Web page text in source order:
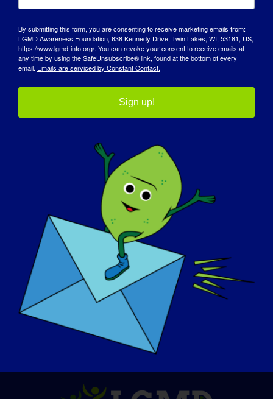
nel parlare della malattia. Sono passata
dall'autocommiserazione all'educazione
all'abitudinarietà, alla consapevolezza e
Cosa volete che il mondo sappia della
LGMD??
Come comunità, non siamo diversi da
chiunque altro. Siamo tutti esseri umani
che meritano lo stesso rispetto, amore e
Se la vostra LGMD potesse essere
"curata" domani, quale sarebbe la prima
cosa che vorreste fare?
Volerei a Parigi!
By submitting this form, you are consenting to receive marketing emails from:
LGMD Awareness Foundation, 638 Kennedy Drive, Twin Lakes, WI, 53181, US,
https://www.lgmd-info.org/. You can revoke your consent to receive emails at
any time by using the SafeUnsubscribe® link, found at the bottom of every
email. Emails are serviced by Constant Contact.
Sign up!